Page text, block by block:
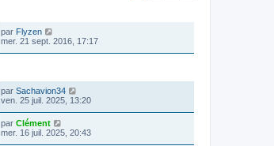
par Flyzen
mer. 21 sept. 2016, 17:17
par Sachavion34
ven. 25 juil. 2025, 13:20
par Clément
mer. 16 juil. 2025, 20:43